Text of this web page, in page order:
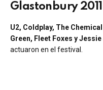
Glastonbury 2011
U2, Coldplay, The
Green, Fleet Foxes y Jessie
actuaron en el festival.